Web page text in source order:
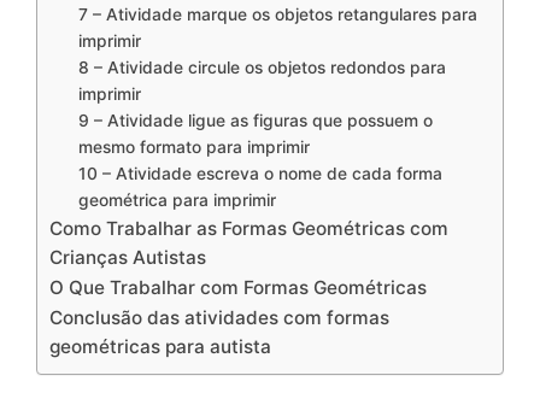
7 – Atividade marque os objetos retangulares para
imprimir
8 – Atividade circule os objetos redondos para
imprimir
9 – Atividade ligue as figuras que possuem o
mesmo formato para imprimir
10 – Atividade escreva o nome de cada forma
geométrica para imprimir
Como Trabalhar as Formas Geométricas com
Crianças Autistas
O Que Trabalhar com Formas Geométricas
Conclusão das atividades com formas
geométricas para autista